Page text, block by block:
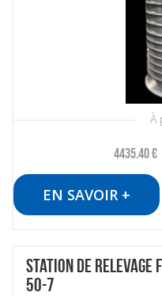
À
4435.40€
EN SAVOIR +
STATION DE
50-7